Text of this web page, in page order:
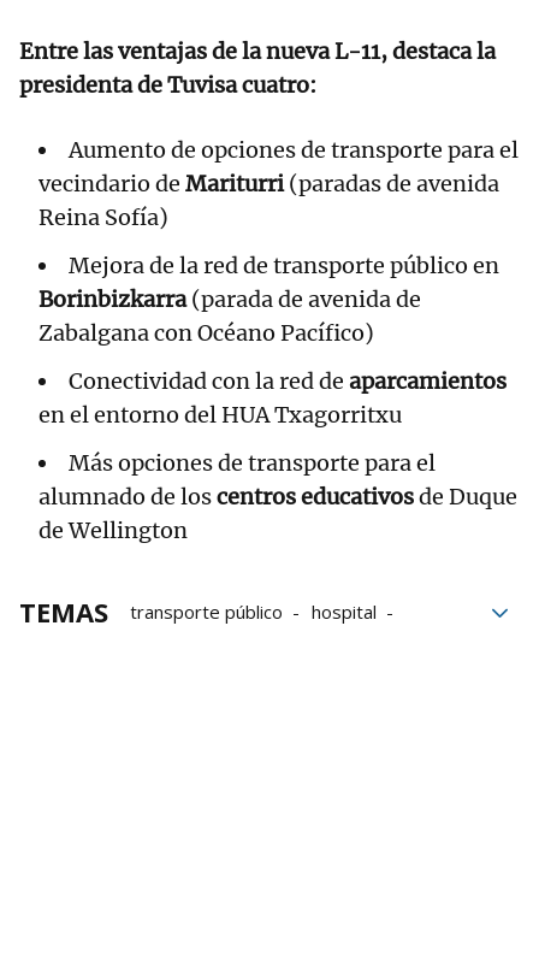
Entre las ventajas de la nueva L-11, destaca la
presidenta de Tuvisa cuatro:
Aumento de opciones de transporte para el
vecindario de Mariturri(paradas de avenida
Reina Sofía)
Mejora de la red de transporte público en
Borinbizkarra(parada de avenida de
Zabalgana con Océano Pacífico)
Conectividad con la red de aparcamientos
en el entorno del HUA Txagorritxu
Más opciones de transporte para el
alumnado de loscentros educativosde Duque
de Wellington
TEMAS transporte público
hospital